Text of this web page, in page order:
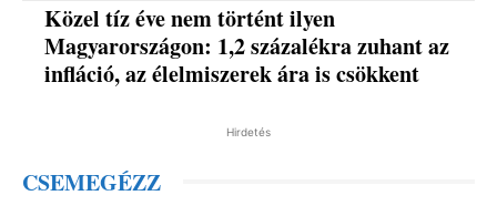
Közel tíz éve nem történt ilyen
Magyarországon: 1,2 százalékra zuhant az
infláció, az élelmiszerek ára is csökkent
Hirdetés
CSEMEGÉZZ